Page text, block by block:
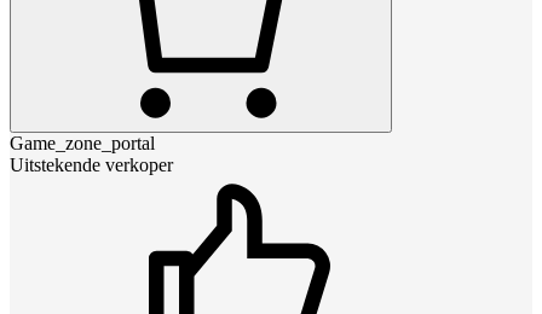
Game_zone_portal
Uitstekende verkoper